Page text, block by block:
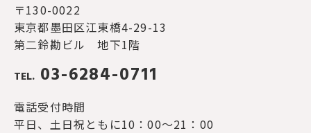
〒130-0022
東京都墨田区江東橋4-29-13
第二鈴勘ビル 地下1階
TEL. 03-6284-0711
電話受付時間
平日、土日祝ともに10：00～21：00